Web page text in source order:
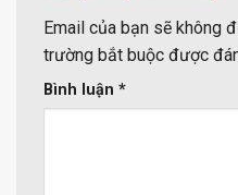
Email của bạn sẽ không
trường bắt buộc được
Bình luận *